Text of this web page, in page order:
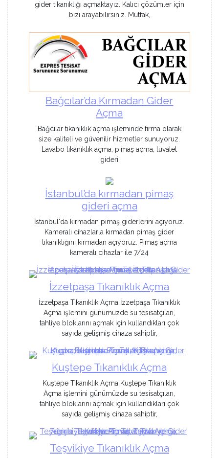
gider tıkanıklığı açmaktayız. Kalıcı çözümler için
bizi arayabilirsiniz. Mutfak,
Bağcılar’da Kırmadan Gider
Açma
Bağcılar tıkanıklık açma işleminde firma olarak
size kaliteli ve güvenilir hizmetler sunuyoruz.
Lavabo tıkanıklık açma, pimaş açma, tuvalet
gideri
İstanbul’da kırmadan pimaş
gideri açma
İstanbul'da kırmadan pimaş giderlerini açıyoruz.
Kameralı cihazlarla kırmadan pimaş gider
tıkanıklığını kırmadan açıyoruz. Pimaş açma
kameralı cihazlar ile 7/24
İzzetpaşa Tıkanıklık Açma
İzzetpaşa Tıkanıklık Açma İzzetpaşa Tıkanıklık
Açma işlemini günümüzde su tesisatçıları,
tahliye bloklarını açmak için kullandıkları çok
sayıda gelişmiş cihaza sahiptir,
Kuştepe Tıkanıklık Açma
Kuştepe Tıkanıklık Açma Kuştepe Tıkanıklık
Açma işlemini günümüzde su tesisatçıları,
tahliye bloklarını açmak için kullandıkları çok
sayıda gelişmiş cihaza sahiptir,
Teşvikiye Tıkanıklık Açma